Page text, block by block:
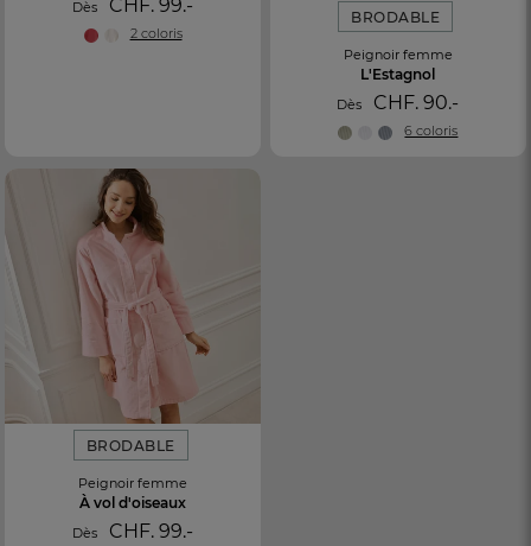
Dès CHF. 99.-
2 coloris
BRODABLE
Peignoir femme
L'Estagnol
Dès CHF. 90.-
6 coloris
BRODABLE
Peignoir femme
À vol d'oiseaux
Dès CHF. 99.-